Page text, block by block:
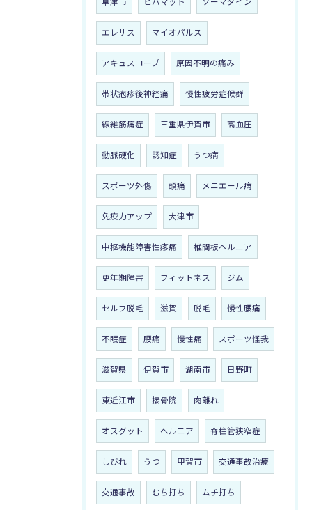
草津市 ヒバマット ソーマダイン
エレサス マイオパルス
アキュスコープ 原因不明の痛み
帯状疱疹後神経痛 慢性疲労症候群
線維筋痛症 三重県伊賀市 高血圧
動脈硬化 認知症 うつ病
スポーツ外傷 頭痛 メニエール病
免疫力アップ 大津市
中枢機能障害性疼痛 椎間板ヘルニア
更年期障害 フィットネス ジム
セルフ脱毛 滋賀 脱毛 慢性腰痛
不眠症 腰痛 慢性痛 スポーツ怪我
滋賀県 伊賀市 湖南市 日野町
東近江市 接骨院 肉離れ
オスグット ヘルニア 脊柱管狭窄症
しびれ うつ 甲賀市 交通事故治療
交通事故 むち打ち ムチ打ち